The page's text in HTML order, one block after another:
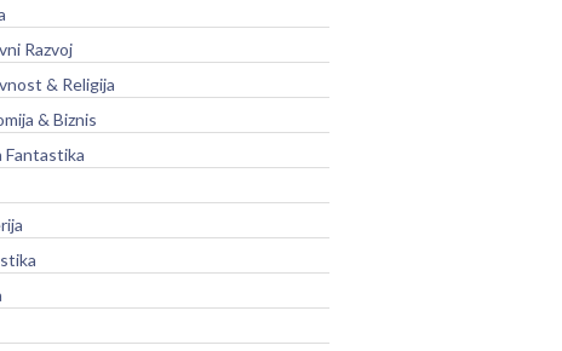
Razvoj
& Religija
& Biznis
Fantastika